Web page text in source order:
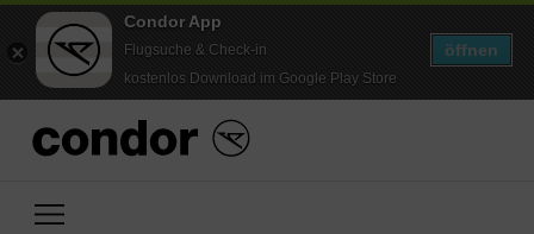
Condor App
Flugsuche & Check-in
kostenlos Download im Google Play Store
öffnen